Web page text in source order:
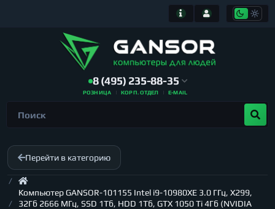
8 (495) 235-88-35
РОЗНИЦА КОРП. ОТДЕЛ E-MAIL
Перейти в категорию
Компьютер GANSOR-101155 Intel i9-10980XE 3.0 ГГц, X299,
32Гб 2666 МГц, SSD 1Тб, HDD 1Тб, GTX 1050 Ti 4Гб (NVIDIA